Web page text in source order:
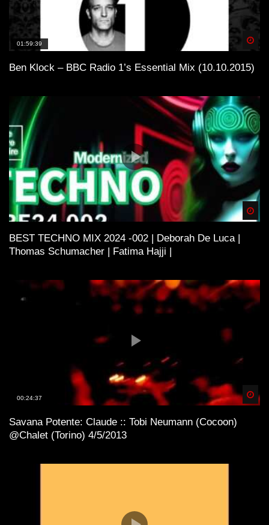
01:59:39
Ben Klock – BBC Radio 1’s Essential Mix (10.10.2015)
BEST TECHNO MIX 2024 -002 | Deborah De Luca |
Thomas Schumacher | Fatima Hajji |
00:24:37
Savana Potente: Claude :: Tobi Neumann (Cocoon)
@Chalet (Torino) 4/5/2013